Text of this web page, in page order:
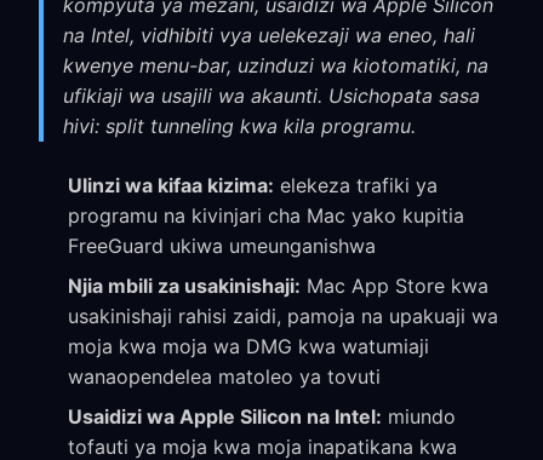
kompyuta ya mezani, usaidizi wa Apple Silicon
na Intel, vidhibiti vya uelekezaji wa eneo, hali
kwenye menu-bar, uzinduzi wa kiotomatiki, na
ufikiaji wa usajili wa akaunti. Usichopata sasa
hivi: split tunneling kwa kila programu.
Ulinzi wa kifaa kizima: elekeza trafiki ya
programu na kivinjari cha Mac yako kupitia
FreeGuard ukiwa umeunganishwa
Njia mbili za usakinishaji: Mac App Store kwa
usakinishaji rahisi zaidi, pamoja na upakuaji wa
moja kwa moja wa DMG kwa watumiaji
wanaopendelea matoleo ya tovuti
Usaidizi wa Apple Silicon na Intel: miundo
tofauti ya moja kwa moja inapatikana kwa